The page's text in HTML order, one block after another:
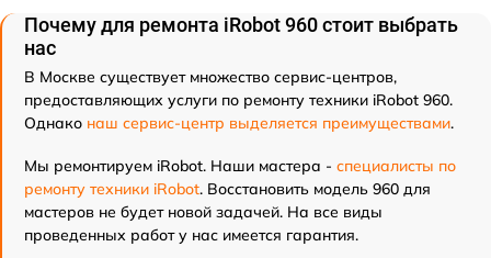
Почему для ремонта iRobot 960 стоит выбрать
нас
В Москве существует множество сервис-центров,
предоставляющих услуги по ремонту техники iRobot 960.
Однако наш сервис-центр выделяется преимуществами.
Мы ремонтируем iRobot. Наши мастера - специалисты по
ремонту техники iRobot. Восстановить модель 960 для
мастеров не будет новой задачей. На все виды
проведенных работ у нас имеется гарантия.